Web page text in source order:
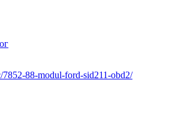
88-modul-ford-sid211-obd2/